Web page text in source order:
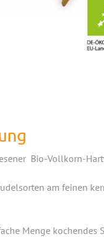
am feinen kernig
Menge kochendes